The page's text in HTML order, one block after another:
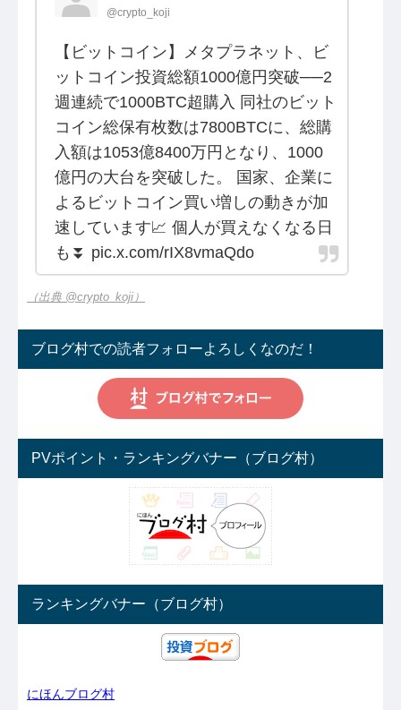
@crypto_koji
【ビットコイン】メタプラネット、ビ
ットコイン投資総額1000億円突破──2
週連続で1000BTC超購入 同社のビット
コイン総保有枚数は7800BTCに、総購
入額は1053億8400万円となり、1000
億円の大台を突破した。 国家、企業に
よるビットコイン買い増しの動きが加
速しています📈 個人が買えなくなる日
も⏬ pic.x.com/rIX8vmaQdo
（出典 @crypto_koji）
ブログ村での読者フォローよろしくなのだ！
PVポイント・ランキングバナー（ブログ村）
ランキングバナー（ブログ村）
にほんブログ村